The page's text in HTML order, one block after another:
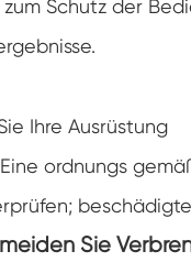
Schutz der
Ihre Ausrüstung
ordnungs
Sie